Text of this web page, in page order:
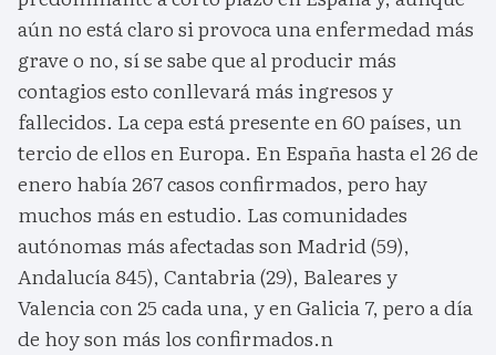
aún no está claro si provoca una enfermedad más
grave o no, sí se sabe que al producir más
contagios esto conllevará más ingresos y
fallecidos. La cepa está presente en 60 países, un
tercio de ellos en Europa. En España hasta el 26 de
enero había 267 casos confirmados, pero hay
muchos más en estudio. Las comunidades
autónomas más afectadas son Madrid (59),
Andalucía 845), Cantabria (29), Baleares y
Valencia con 25 cada una, y en Galicia 7, pero a día
de hoy son más los confirmados.n